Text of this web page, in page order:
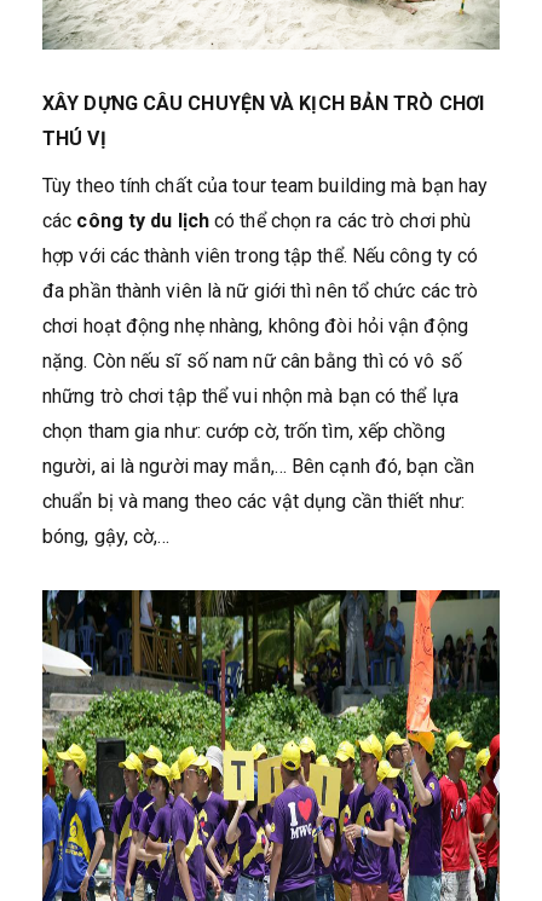
XÂY DỰNG CÂU CHUYỆN VÀ KỊCH BẢN TRÒ CHƠI
THÚ VỊ
Tùy theo tính chất của tour team building mà bạn hay
các công ty du lịchcó thể chọn ra các trò chơi phù
hợp với các thành viên trong tập thể. Nếu công ty có
đa phần thành viên là nữ giới thì nên tổ chức các trò
chơi hoạt động nhẹ nhàng, không đòi hỏi vận động
nặng. Còn nếu sĩ số nam nữ cân bằng thì có vô số
những trò chơi tập thể vui nhộn mà bạn có thể lựa
chọn tham gia như: cướp cờ, trốn tìm, xếp chồng
người, ai là người may mắn,… Bên cạnh đó, bạn cần
chuẩn bị và mang theo các vật dụng cần thiết như:
bóng, gậy, cờ,…